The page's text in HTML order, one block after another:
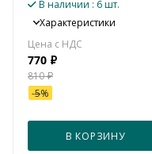
В наличии : 6 шт.
Характеристики
770 ₽
810₽
-5%
В КОРЗИНУ